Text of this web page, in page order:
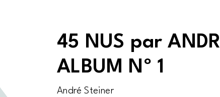
45 NUS par
ALBUM Nº 1
André Steiner